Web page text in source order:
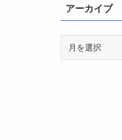
アーカイブ